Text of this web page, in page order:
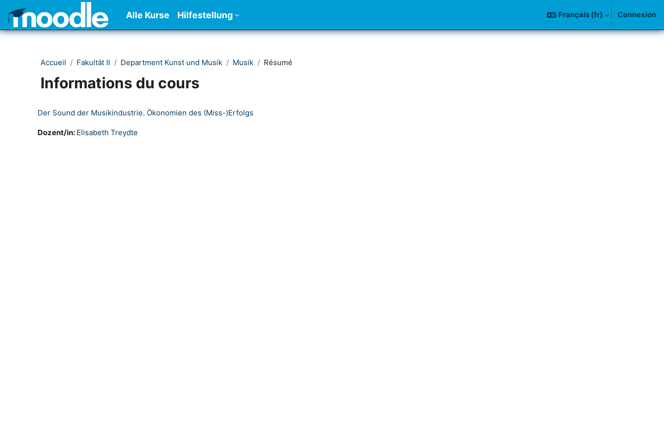
Passer au contenu principal
Alle Kurse Hilfestellung Français ‎(fr)‎ Connexion
Accueil Fakultät II Department Kunst und Musik Musik Résumé
Informations du cours
Der Sound der Musikindustrie. Ökonomien des (Miss-)Erfolgs
Dozent/in: Elisabeth Treydte